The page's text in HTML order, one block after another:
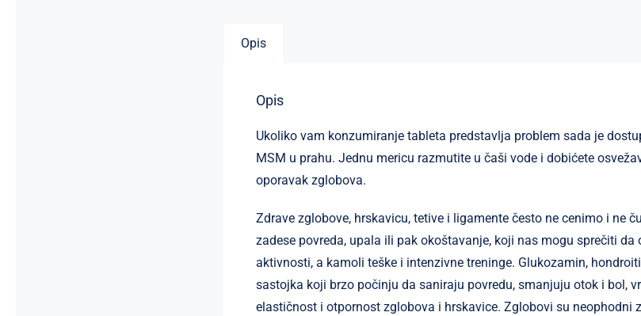
Opis
Opis
Ukoliko vam konzumiranje tableta predstavlja problem sada je
MSM u prahu. Jednu mericu razmutite u čaši vode i dobićete
oporavak zglobova.
Zdrave zglobove, hrskavicu, tetive i ligamente često ne cenimo i ne
zadese povreda, upala ili pak okoštavanje, koji nas mogu sprečiti
aktivnosti, a kamoli teške i intenzivne treninge. Glukozamin,
sastojka koji brzo počinju da saniraju povredu, smanjuju otok i bol,
elastičnost i otpornost zglobova i hrskavice. Zglobovi su neophodni